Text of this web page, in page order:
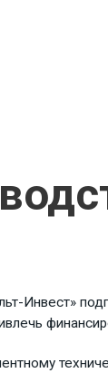
Инвест»